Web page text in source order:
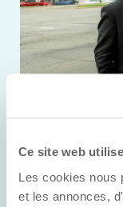
Ce site web
Les cookies nous
et les annonces,
Anick
président